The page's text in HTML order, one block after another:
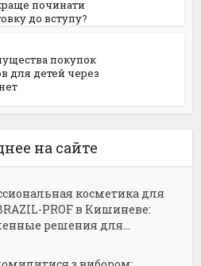
починати
до вступу?
покупок
для детей через
на сайте
косметика для
PROF в Кишиневе:
решения для...